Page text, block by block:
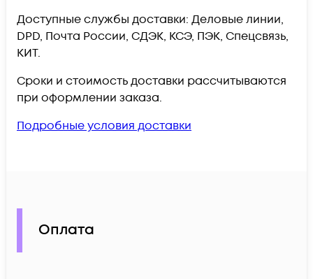
Доступные службы доставки: Деловые линии,
DPD, Почта России, СДЭК, КСЭ, ПЭК, Спецсвязь,
КИТ.
Сроки и стоимость доставки рассчитываются
при оформлении заказа.
Подробные условия доставки
Оплата